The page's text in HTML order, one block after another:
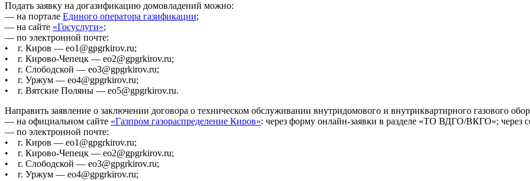
Подать заявку на догазификацию домовладений можно:
— на портале Единого оператора газификации;
— на сайте «Госуслуги»;
— по электронной почте:
• г. Киров — eo1@gpgrkirov.ru;
• г. Кирово-Чепецк — eo2@gpgrkirov.ru;
• г. Слободской — eo3@gpgrkirov.ru;
• г. Уржум — eo4@gpgrkirov.ru;
• г. Вятские Поляны — eo5@gpgrkirov.ru.
Направить заявление о заключении договора о техническом обслуживании внутридомового и внутриквартирного газового
— на официальном сайте «Газпром газораспределение Киров»: через форму онлайн-заявки в разделе «ТО ВДГО/ВКГО»; через
— по электронной почте:
• г. Киров — eo1@gpgrkirov.ru;
• г. Кирово-Чепецк — eo2@gpgrkirov.ru;
• г. Слободской — eo3@gpgrkirov.ru;
• г. Уржум — eo4@gpgrkirov.ru;